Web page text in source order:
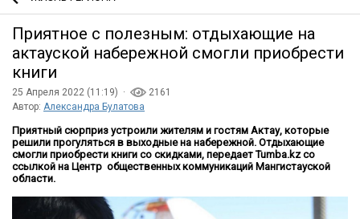
Приятное с полезным: отдыхающие на
актауской набережной смогли приобрести
книги
25 Апреля 2022 (11:19) ·
2161
Автор: Александра Булатова
Приятный сюрприз устроили жителям и гостям Актау, которые
решили прогуляться в выходные на набережной. Отдыхающие
смогли приобрести книги со скидками, передает Tumba.kz со
ссылкой на Центр общественных коммуникаций Мангистауской
области.